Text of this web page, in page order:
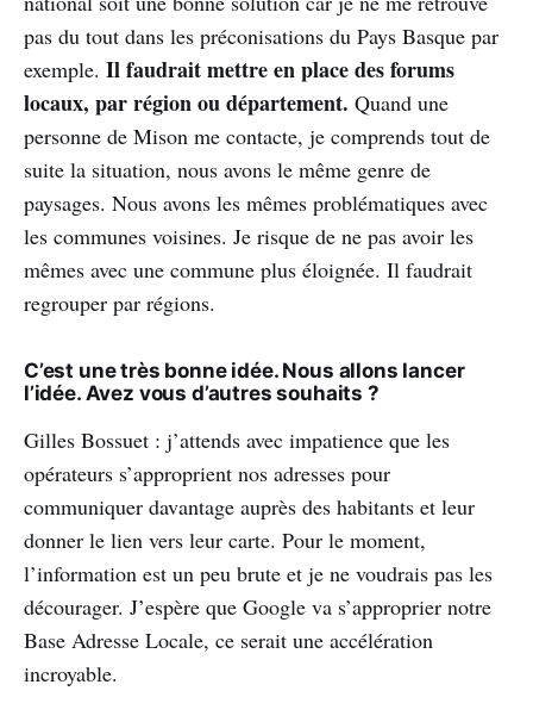
pas du tout dans les préconisations du Pays Basque par
exemple. Il faudrait mettre en place des forums
locaux, par région ou département. Quand une
personne de Mison me contacte, je comprends tout de
suite la situation, nous avons le même genre de
paysages. Nous avons les mêmes problématiques avec
les communes voisines. Je risque de ne pas avoir les
mêmes avec une commune plus éloignée. Il faudrait
regrouper par régions.
C’est une très bonne idée. Nous allons lancer
l’idée. Avez vous d’autres souhaits ?
Gilles Bossuet : j’attends avec impatience que les
opérateurs s’approprient nos adresses pour
communiquer davantage auprès des habitants et leur
donner le lien vers leur carte. Pour le moment,
l’information est un peu brute et je ne voudrais pas les
décourager. J’espère que Google va s’approprier notre
Base Adresse Locale, ce serait une accélération
incroyable.